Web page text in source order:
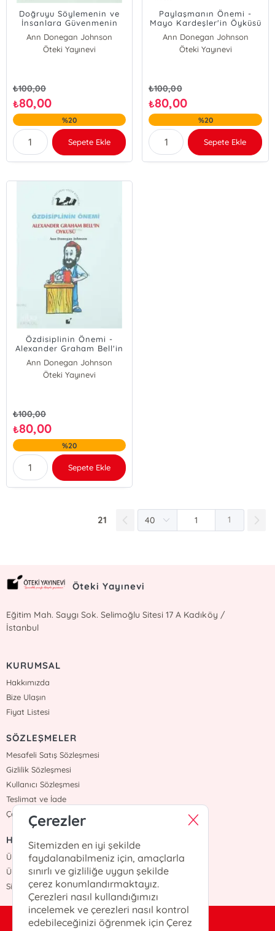
Doğruyu Söylemenin ve
İnsanlara Güvenmenin
Önemi - Cochise'nin
Öyküsü
Ann Donegan Johnson
Öteki Yayınevi
₺100,00
₺80,00
%20
Sepete Ekle
Paylaşmanın Önemi -
Mayo Kardeşler'in Öyküsü
Ann Donegan Johnson
Öteki Yayınevi
₺100,00
₺80,00
%20
Sepete Ekle
Özdisiplinin Önemi -
Alexander Graham Bell'in
Ann Donegan Johnson
Öteki Yayınevi
₺100,00
₺80,00
%20
Sepete Ekle
21 1
Öteki Yayınevi
Eğitim Mah. Saygı Sok. Selimoğlu Sitesi 17 A Kadıköy /
İstanbul
KURUMSAL
Hakkımızda
Bize Ulaşın
Fiyat Listesi
SÖZLEŞMELER
Mesafeli Satış Sözleşmesi
Gizlilik Sözleşmesi
Kullanıcı Sözleşmesi
Teslimat ve İade
Çerez Politikasi
HIZLI ERİŞİM
Üye Ol
Üye Giriş
Sipariş Takip
bilgi@otekiyayinevi.com
Çerezler
Sitemizden en iyi şekilde
faydalanabilmeniz için, amaçlarla
sınırlı ve gizliliğe uygun şekilde
çerez konumlandırmaktayız.
Çerezleri nasıl kullandığımızı
incelemek ve çerezleri nasıl kontrol
edebileceğinizi öğrenmek için Çerez